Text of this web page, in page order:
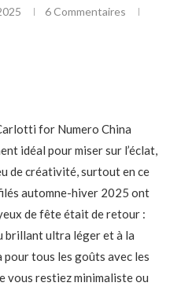
6 Commentaires
for Numero China
idéal pour miser sur l’éclat,
de créativité, surtout en ce
automne-hiver 2025 ont
de fête était de retour :
brillant ultra léger et à la
pour tous les goûts avec les
vous restiez minimaliste ou